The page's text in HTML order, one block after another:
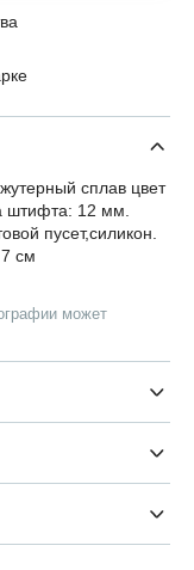
сплав цвет
штифта: 12 мм.
пусет,силикон.
см
может